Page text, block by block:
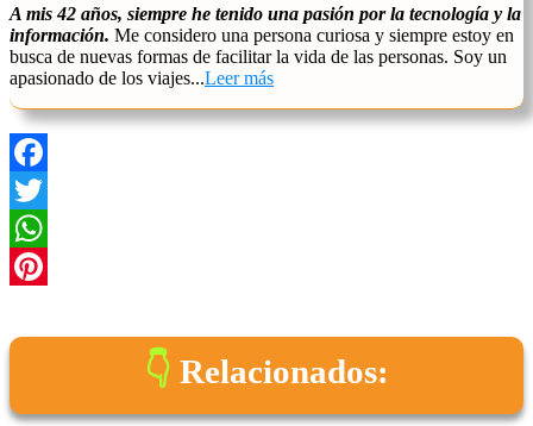
A mis 42 años, siempre he tenido una pasión por la tecnología y la
información. Me considero una persona curiosa y siempre estoy en
busca de nuevas formas de facilitar la vida de las personas. Soy un
apasionado de los viajes...Leer más
Facebook
Twitter
WhatsApp
Relacionados: